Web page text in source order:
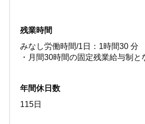
残業時間
みなし労働時間/1日：1時間30 分
・月間30時間の固定残業給与制と
年間休日数
115日